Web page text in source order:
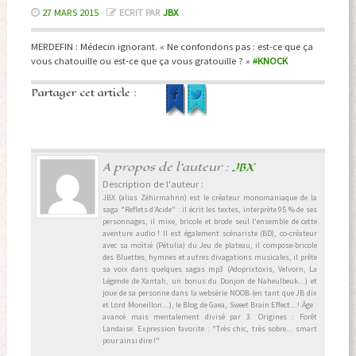
27 MARS 2015- ECRIT PAR JBX
MERDEFIN : Médecin ignorant. « Ne confondons pas : est-ce que ça
vous chatouille ou est-ce que ça vous gratouille ? » #KNOCK
Partager cet article :
A propos de l'auteur :JBX
Description de l'auteur :
JBX (alias Zéhirmahnn) est le créateur monomaniaque de la
saga "Reflets d’Acide" : il écrit les textes, interprète 95 % de ses
personnages, il mixe, bricole et brode seul l'ensemble de cette
aventure audio ! Il est également scénariste (BD), co-créateur
avec sa moitié (Pétulia) du Jeu de plateau, il compose-bricole
des Bluettes, hymnes et autres divagations musicales, il prête
sa voix dans quelques sagas mp3 (Adoprixtoxis, Velvorn, La
Légende de Xantah, un bonus du Donjon de Naheulbeuk...) et
joue de sa personne dans la websérie NOOB (en tant que JB dix
et Lord Moneillon...), le Blog de Gaea, Sweet Brain Effect...! Âge :
avancé mais mentalement divisé par 3. Origines : Forêt
Landaise. Expression favorite : "Très chic, très sobre... smart
pour ainsi dire !"